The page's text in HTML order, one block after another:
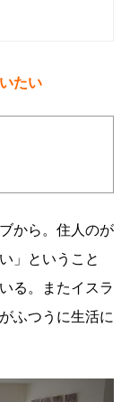
たい
から。住人のが
」ということ
る。またイスラ
ふつうに生活に